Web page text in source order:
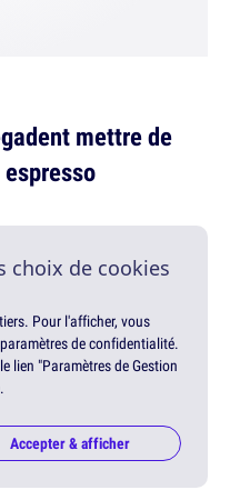
mettre de
choix de cookies
Pour l'afficher, vous
de confidentialité.
lien "Paramètres de Gestion
Accepter & afficher